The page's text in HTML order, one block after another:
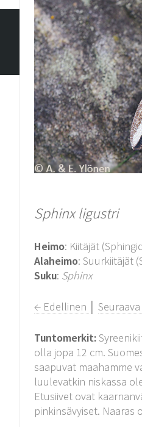
Sphinx ligustri
Heimo: Kiitäjät
Alaheimo: Suurkiitäjät
Suku: Sphinx
← Edellinen │
Tuntomerkit:
olla jopa 12 cm.
saapuvat maahamme
luulevatkin niskassa
Etusiivet ovat
pinkinsävyiset. Naaras